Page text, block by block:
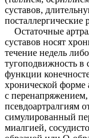
суставов,
посталлергические
Остаточные
суставов носят
течение недель
тугоподвижность в
функции
хронической форме
с
псевдоартралгиям
симулированный
миалгией,